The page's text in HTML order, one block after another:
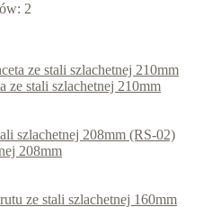
2
ze stali szlachetnej 210mm
(RS-02)
208mm